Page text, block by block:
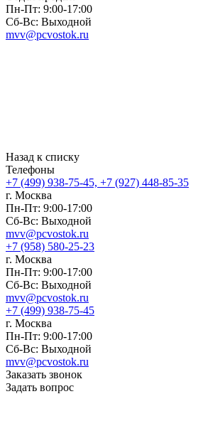
Пн-Пт: 9:00-17:00
Сб-Вс: Выходной
mvv@pcvostok.ru
Назад к списку
Телефоны
+7 (499) 938-75-45, +7 (927) 448-85-35
г. Москва
Пн-Пт: 9:00-17:00
Сб-Вс: Выходной
mvv@pcvostok.ru
+7 (958) 580-25-23
г. Москва
Пн-Пт: 9:00-17:00
Сб-Вс: Выходной
mvv@pcvostok.ru
+7 (499) 938-75-45
г. Москва
Пн-Пт: 9:00-17:00
Сб-Вс: Выходной
mvv@pcvostok.ru
Заказать звонок
Задать вопрос